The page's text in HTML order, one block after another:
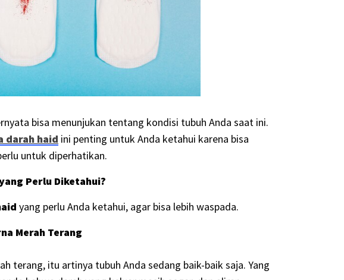
bisa menunjukan tentang kondisi tubuh Anda saat ini.
darah haid ini penting untuk Anda ketahui karena bisa
untuk diperhatikan.
Perlu Diketahui?
yang perlu Anda ketahui, agar bisa lebih waspada.
Merah Terang
terang, itu artinya tubuh Anda sedang baik-baik saja. Yang